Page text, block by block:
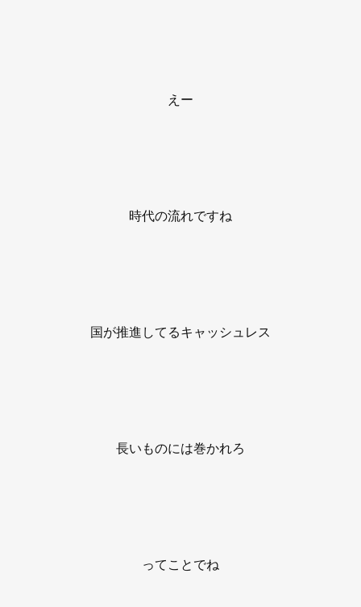
えー
時代の流れですね
国が推進してるキャッシュレス
長いものには巻かれろ
ってことでね